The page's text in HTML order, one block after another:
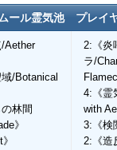
ール霊気池 プレイ
Aether
/Botanical
林間
》
2:《炎
ラ/
4:《霊
with
3:《検
2:《造